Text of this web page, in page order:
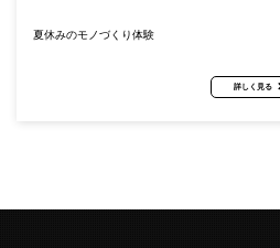
夏休みのモノづくり体験
詳しく見る